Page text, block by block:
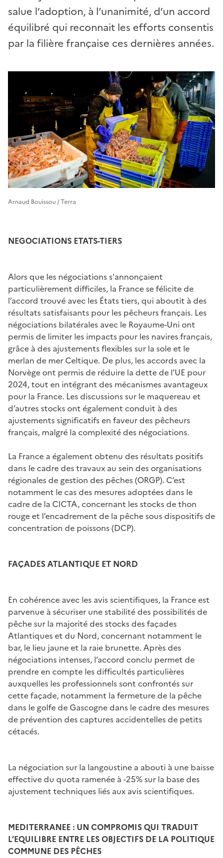
salue l’adoption, à l’unanimité, d’un accord
équilibré qui reconnait les efforts consentis
par la filière française ces dernières années.
Arnaud Bouissou / Terra
NEGOCIATIONS ETATS-TIERS
Alors que les négociations s'annonçaient
particulièrement difficiles, la France se félicite de
l’accord trouvé avec les États tiers, qui aboutit à des
résultats satisfaisants pour les pêcheurs français. Les
négociations bilatérales avec le Royaume-Uni ont
permis de limiter les impacts pour les navires français,
grâce à des ajustements flexibles sur la sole et le
merlan de mer Celtique. De plus, les accords avec la
Norvège ont permis de réduire la dette de l'UE pour
2024, tout en intégrant des mécanismes avantageux
pour la France. Les discussions sur le maquereau et
d’autres stocks ont également conduit à des
ajustements significatifs en faveur des pêcheurs
français, malgré la complexité des négociations.
La France a également obtenu des résultats positifs
dans le cadre des travaux au sein des organisations
régionales de gestion des pêches (ORGP). C’est
notamment le cas des mesures adoptées dans le
cadre de la CICTA, concernant les stocks de thon
rouge et l’encadrement de la pêche sous dispositifs de
concentration de poissons (DCP).
FAÇADES ATLANTIQUE ET NORD
En cohérence avec les avis scientifiques, la France est
parvenue à sécuriser une stabilité des possibilités de
pêche sur la majorité des stocks des façades
Atlantiques et du Nord, concernant notamment le
bar, le lieu jaune et la raie brunette. Après des
négociations intenses, l’accord conclu permet de
prendre en compte les difficultés particulières
auxquelles les professionnels sont confrontés sur
cette façade, notamment la fermeture de la pêche
dans le golfe de Gascogne dans le cadre des mesures
de prévention des captures accidentelles de petits
cétacés.
La négociation sur la langoustine a abouti à une baisse
effective du quota ramenée à -25% sur la base des
ajustement techniques liés aux avis scientifiques.
MEDITERRANEE : UN COMPROMIS QUI TRADUIT
L’EQUILIBRE ENTRE LES OBJECTIFS DE LA POLITIQUE
COMMUNE DES PÊCHES